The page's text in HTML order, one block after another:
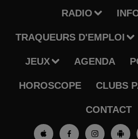
RADIO
TRAQUEURS D'EMPLOI
JEUX AGENDA
HOROSCOPE CLUBS
CONTACT